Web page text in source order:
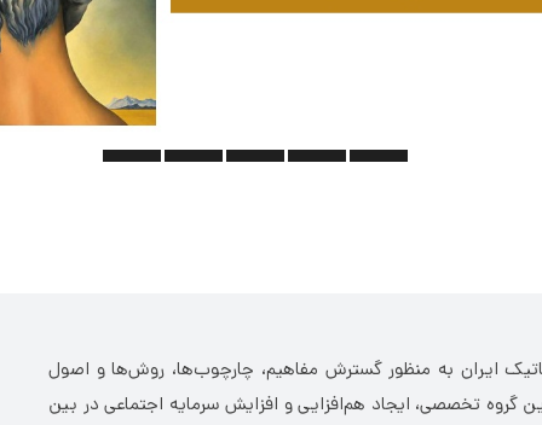
ایران به منظور گسترش مفاهیم، چارچوب‌ها، روش‌ها و اصول
تخصصی، ایجاد هم‌­افزایی و افزایش سرمایه اجتماعی در بین